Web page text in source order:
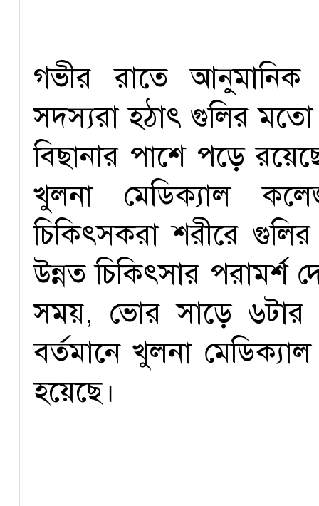
গভীর রাতে আনুমানিক
সদস্যরা হঠাৎ গুলির
বিছানার পাশে পড়ে
খুলনা মেডিক্যাল
চিকিৎসকরা শরীরে
উন্নত চিকিৎসার পরামর্শ
সময়, ভোর সাড়ে ৬টার
বর্তমানে খুলনা
হয়েছে।